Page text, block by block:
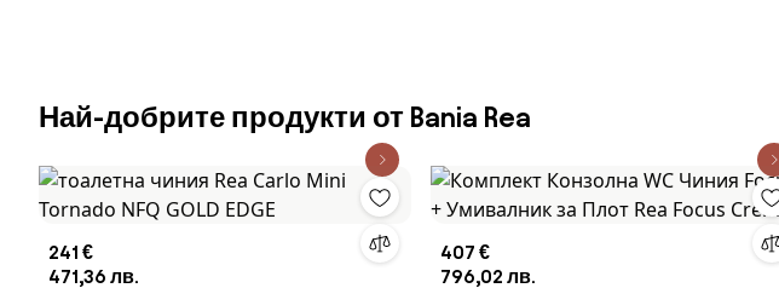
Най-добрите продукти от Bania Rea
241 €
471,36 лв.
407 €
796,02 лв.